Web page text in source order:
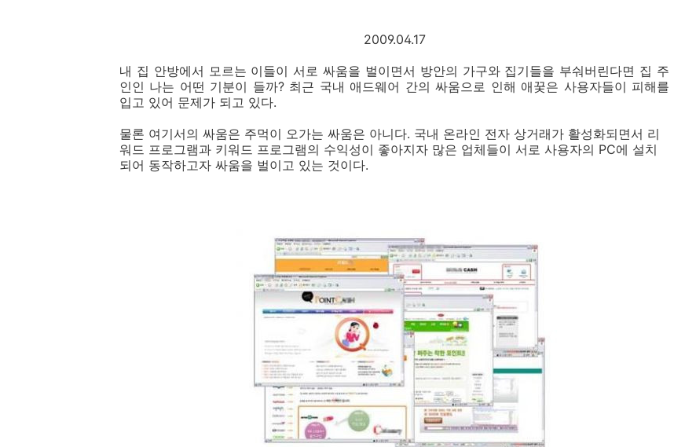
2009.04.17
내 집 안방에서 모르는 이들이 서로 싸움을 벌이면서 방안의 가구와 집기들을 부숴버린다면 집 주
인인 나는 어떤 기분이 들까? 최근 국내 애드웨어 간의 싸움으로 인해 애꿎은 사용자들이 피해를
입고 있어 문제가 되고 있다.
물론 여기서의 싸움은 주먹이 오가는 싸움은 아니다. 국내 온라인 전자 상거래가 활성화되면서 리
워드 프로그램과 키워드 프로그램의 수익성이 좋아지자 많은 업체들이 서로 사용자의 PC에 설치
되어 동작하고자 싸움을 벌이고 있는 것이다.